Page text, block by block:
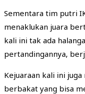
Sementara tim putri
menaklukan juara
kali ini tak ada
pertandingannya,
Kejuaraan kali ini
berbakat yang bisa